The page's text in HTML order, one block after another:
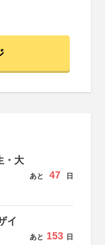
・大
あと 47 日
イ
あと 153 日